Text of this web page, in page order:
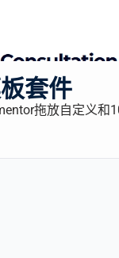
套件
拖放自定义